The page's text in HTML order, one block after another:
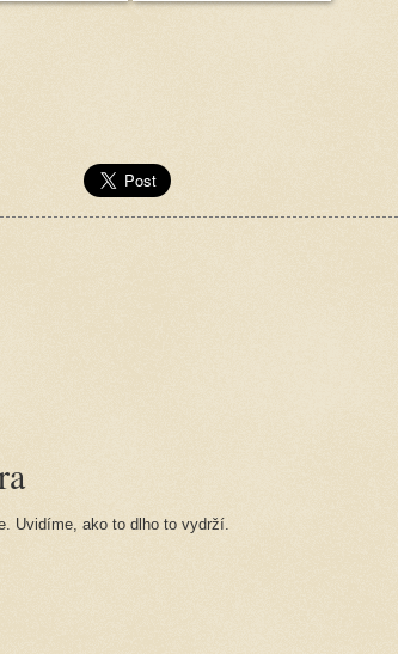
Uvidíme, ako to dlho to vydrží.